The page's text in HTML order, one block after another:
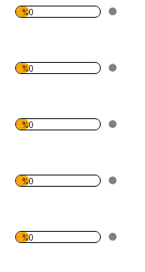
%0
%0
%0
%0
%0